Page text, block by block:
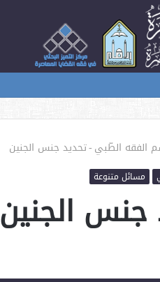
الفقه الطّبي-تحديد جنس الجنين
مسائل متنوعة
جنس الجنين